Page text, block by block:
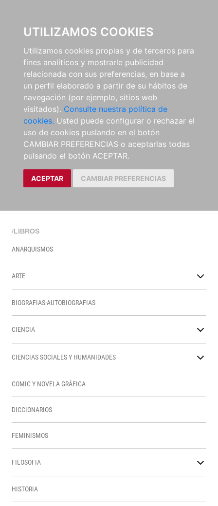
UTILIZAMOS COOKIES
Utilizamos cookies propias y de terceros para
fines analíticos y mostrarle publicidad
relacionada con sus preferencias, en base a
un perfil elaborado a partir de su hábitos de
navegación (por ejemplo, sitios web
visitados). Consulte nuestra política de
cookies. Usted puede configurar o rechazar el
uso de cookies puslando en el botón
CAMBIAR PREFERENCIAS o aceptarlas todas
pulsando el botón ACEPTAR.
ACEPTAR CAMBIAR PREFERENCIAS
/LIBROS
ANARQUISMOS
ARTE
BIOGRAFIAS-AUTOBIOGRAFIAS
CIENCIA
CIENCIAS SOCIALES Y HUMANIDADES
COMIC Y NOVELA GRÁFICA
DICCIONARIOS
FEMINISMOS
FILOSOFIA
HISTORIA